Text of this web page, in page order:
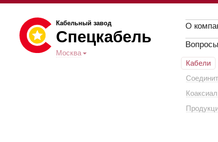
Кабельный завод
Спецкабель
Москва
О
Кабели